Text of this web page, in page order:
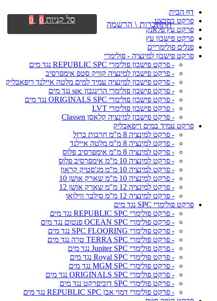
דף הבית
פרקט במבצע
פרקט עץ פלאנק
פרקט פישבון עץ
פנלים פולימריים
פרקט פישבון למינציה - פולימרי
- פרקט פישבון פולימרי REPUBLIC SPC נגד מים
- פרקט פישבון למינציה קוויק סטפ אימפרסיב
- פרקט פישבון למינציה עמיד למים מלטה איילנד ריפאבליק
- פרקט פישבון פולימרי הרינגבון spc נגד מים
- פרקט פישבון פולימרי ORIGINALS SPC נגד מים
- פרקט פישבון פולימרי LVT
- פרקט פישבון למינציה קלאסן Classen
פרקט עמיד במים ריפאבליק
- פרקט למינציה 8 מ"מ חרבות ברזל
- פרקט למינציה 8 מ"מ מלטה איילנד
- פרקט למינציה 8 מ"מ אימפרסיב פלוס
- פרקט למינציה 10 מ"מ אימפרסיב פלוס
- פרקט למינציה 10 מ"מ מג'סטיק קראון
- פרקט למינציה 10 מ"מ שארק אושן 10
- פרקט למינציה 12 מ"מ שארק אושן 12
- פרקט למינציה 12 מ"מ סילבר ווילואו
פרקט פולימרי SPC נגד מים
- פרקט פולימרי REPUBLIC SPC נגד מים
- פרקט פולימרי OCEAN SPC פנטום נגד מים
- פרקט פולימרי SPC FLOORING נגד מים
- פרקט פולימרי TERRA SPC טרה נגד מים
- פרקט פולימרי Jupiter SPC נגד מים
- פרקט פולימרי Royal SPC נגד מים
- פרקט פולימרי MGM SPC נגד מים
- פרקט פולימרי ORIGINALS SPC נגד מים
- פרקט פולימרי SPC דוביפרקט נגד מים
- פרקט פולימרי דמוי אבן REPUBLIC SPC נגד מים
התחברות \ הרשמה סל קניות 0
0